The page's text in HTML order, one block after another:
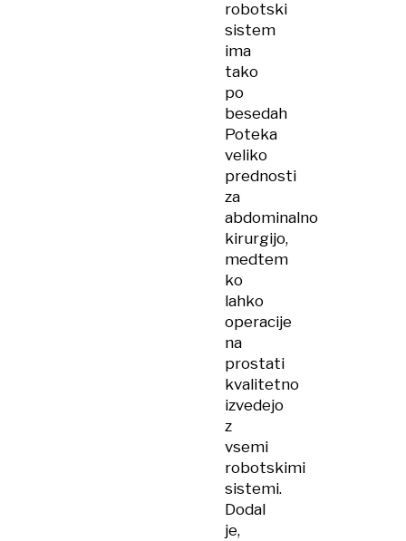
robotski
sistem
ima
tako
po
besedah
Poteka
veliko
prednosti
za
abdominalno
kirurgijo,
medtem
ko
lahko
operacije
na
prostati
kvalitetno
izvedejo
z
vsemi
robotskimi
sistemi.
Dodal
je,